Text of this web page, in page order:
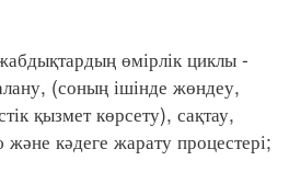
өмірлік циклы -
(соның ішінде жөндеу,
қызмет көрсету), сақтау,
кәдеге жарату процестері;